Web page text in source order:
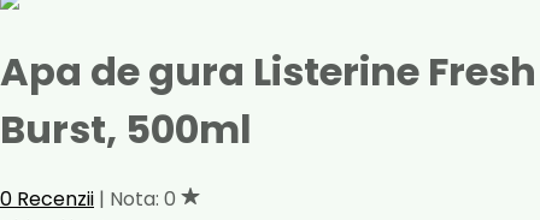
Apa de gura Listerine Fresh
Burst, 500ml
0 Recenzii | Nota: 0